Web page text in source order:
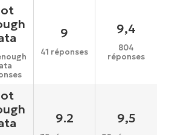
9
41 réponses
9,4
804
réponses
9.2 9,5